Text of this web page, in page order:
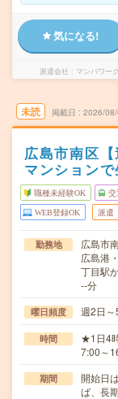
気になる!
派遣会社 マンパワー
未読 掲載日 2026/
広島市南区
マンション
職種未経験OK 交
WEB登録OK 派遣
勤務地
広島市
広島港
丁目駅
--分
曜日頻度 週2日
時間
★1日4
7:00～
期間
開始日
ば、長